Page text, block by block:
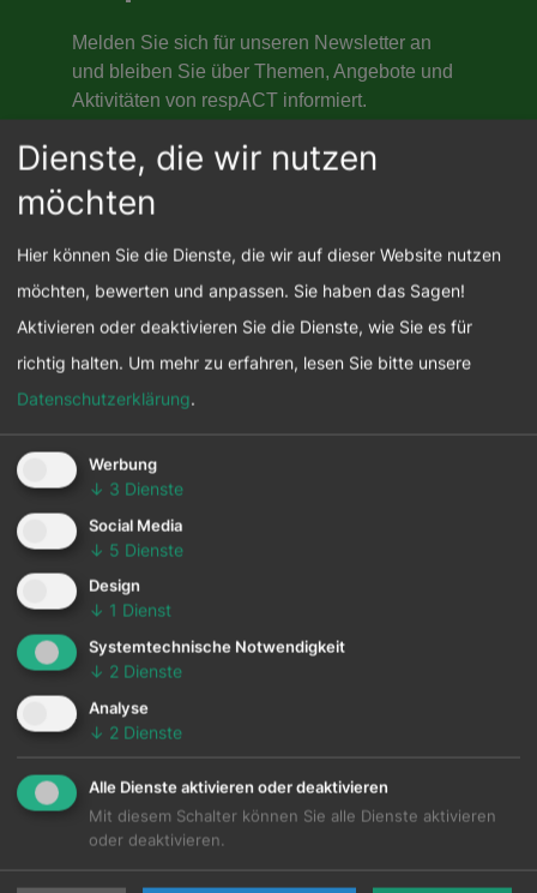
Dienste, die wir nutzen
möchten
Hier können Sie die Dienste, die wir auf dieser Website nutzen
möchten, bewerten und anpassen. Sie haben das Sagen!
Aktivieren oder deaktivieren Sie die Dienste, wie Sie es für
richtig halten. Um mehr zu erfahren, lesen Sie bitte unsere
Datenschutzerklärung.
Werbung
↓ 3 Dienste
Social Media
↓ 5 Dienste
Design
↓ 1 Dienst
Systemtechnische Notwendigkeit
↓ 2 Dienste
Analyse
↓ 2 Dienste
Alle Dienste aktivieren oder deaktivieren
Mit diesem Schalter können Sie alle Dienste aktivieren
oder deaktivieren.